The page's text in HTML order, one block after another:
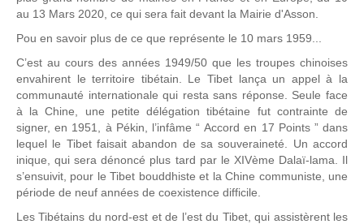
au 13 Mars 2020, ce qui sera fait devant la Mairie d'Asson.
Pou en savoir plus de ce que représente le 10 mars 1959...
C’est au cours des années 1949/50 que les troupes chinoises
envahirent le territoire tibétain. Le Tibet lança un appel à la
communauté internationale qui resta sans réponse. Seule face
à la Chine, une petite délégation tibétaine fut contrainte de
signer, en 1951, à Pékin, l’infâme “ Accord en 17 Points ” dans
lequel le Tibet faisait abandon de sa souveraineté. Un accord
inique, qui sera dénoncé plus tard par le XIVème Dalaï-lama. Il
s’ensuivit, pour le Tibet bouddhiste et la Chine communiste, une
période de neuf années de coexistence difficile.
Les Tibétains du nord-est et de l’est du Tibet, qui assistèrent les